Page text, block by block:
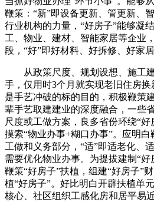
鞭策：“新”即设备更新、管更新、
行业机构的力量，“好房子”能够凝
工、物业、建材、智能家居等企业
段，“好”即好材料、好拆修、好家
从政策尺度、规划设想、施工建
手，仅用时3个月就实现老旧住房
是手艺冲破的标的目的，积极鞭策
辈手艺取建建业的深度融合，一些
尺度或工做方案，良多省份环绕“好
摸索“物业办事+糊口办事”。应明白
工做和义务部分，“适”即适老化、
需要优化物业办事。为提拔建制“好
鞭策“好房子”扶植，组建“好房子”
植“好房子”。好比明白开辟扶植单
核心、社区组织工感化房和居平易